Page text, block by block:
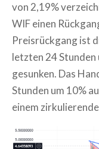
von 2,19%
WIF einen
Preisrückgang ist
letzten 24
gesunken. Das
Stunden um 10%
einem